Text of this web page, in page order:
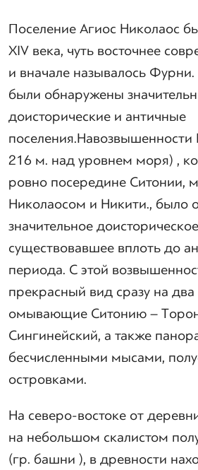
Поселение Агиос Николаос
XIV века, чуть восточнее
и вначале называлось Фурни.
были обнаружены
доисторические и античные
поселения.Навозвышенности
216 м. над уровнем моря) ,
ровно посередине Ситонии,
Николаосом и Никити., было
значительное
существовавшее вплоть до
периода. С этой
прекрасный вид сразу на два
омывающие Ситонию –
Сингинейский, а также
бесчисленными мысами,
островками.
На северо-востоке от
на небольшом скалистом
(гр. башни ), в древности